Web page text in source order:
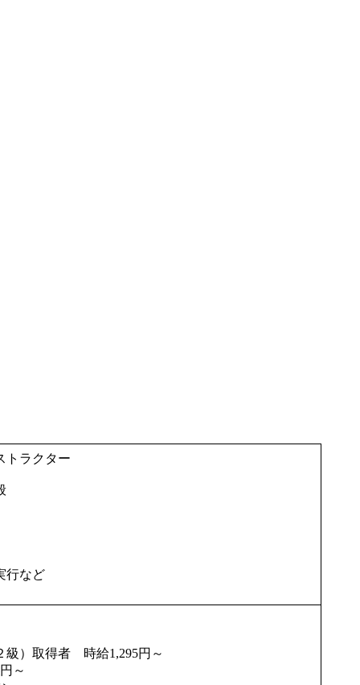
トラクター
行など
級）取得者 時給1,295円～
～